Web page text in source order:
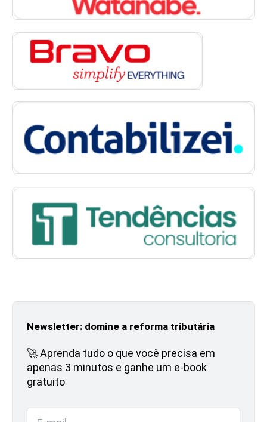
Newsletter: domine a reforma tributária
🚀 Aprenda tudo o que você precisa em
apenas 3 minutos e ganhe um e-book
gratuito